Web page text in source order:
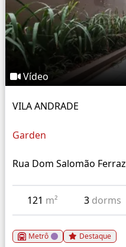
Vídeo
VILA ANDRADE
Garden
Rua Dom Salomão Ferraz
121 m² 3 dorms
Metrô Destaque